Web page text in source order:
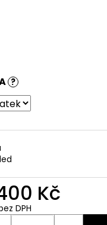
?
Kč
DPH